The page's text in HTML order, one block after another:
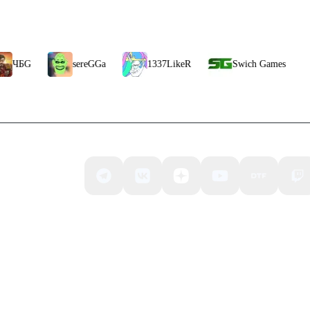
sereGGa 1337LikeR Swich Games CheZee